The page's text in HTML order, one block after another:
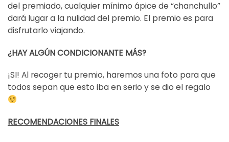
del premiado, cualquier mínimo ápice de “chanchullo”
dará lugar a la nulidad del premio. El premio es para
disfrutarlo viajando.
¿HAY ALGÚN CONDICIONANTE MÁS?
¡SI! Al recoger tu premio, haremos una foto para que
todos sepan que esto iba en serio y se dio el regalo
RECOMENDACIONES FINALES